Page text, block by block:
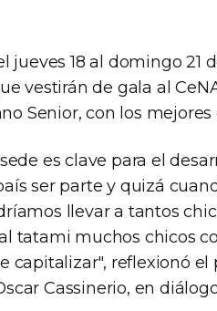
jueves 18 al domingo 21
vestirán de gala al
Senior, con los
es clave para el
ser parte y quizá
llevar a tantos
tatami muchos chicos
capitalizar", reflexionó
Cassinerio, en